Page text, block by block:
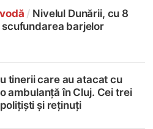
/ Nivelul Dunării, cu 8
barjelor
tinerii care au atacat cu
ambulanță în Cluj. Cei trei
și reținuți